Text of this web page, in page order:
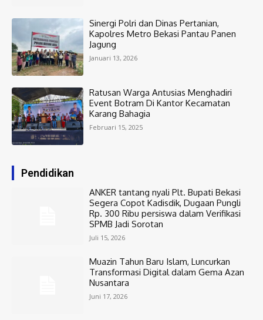
Sinergi Polri dan Dinas Pertanian,
Kapolres Metro Bekasi Pantau Panen
Jagung
Januari 13, 2026
Ratusan Warga Antusias Menghadiri
Event Botram Di Kantor Kecamatan
Karang Bahagia
Februari 15, 2025
Pendidikan
ANKER tantang nyali Plt. Bupati Bekasi
Segera Copot Kadisdik, Dugaan Pungli
Rp. 300 Ribu persiswa dalam Verifikasi
SPMB Jadi Sorotan
Juli 15, 2026
Muazin Tahun Baru Islam, Luncurkan
Transformasi Digital dalam Gema Azan
Nusantara
Juni 17, 2026